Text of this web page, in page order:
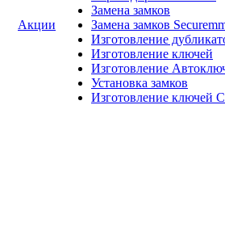
Акции
Замена замков
Замена замков
Изготовление
Изготовление ключей
Изготовление
Установка замков
Изготовление ключей